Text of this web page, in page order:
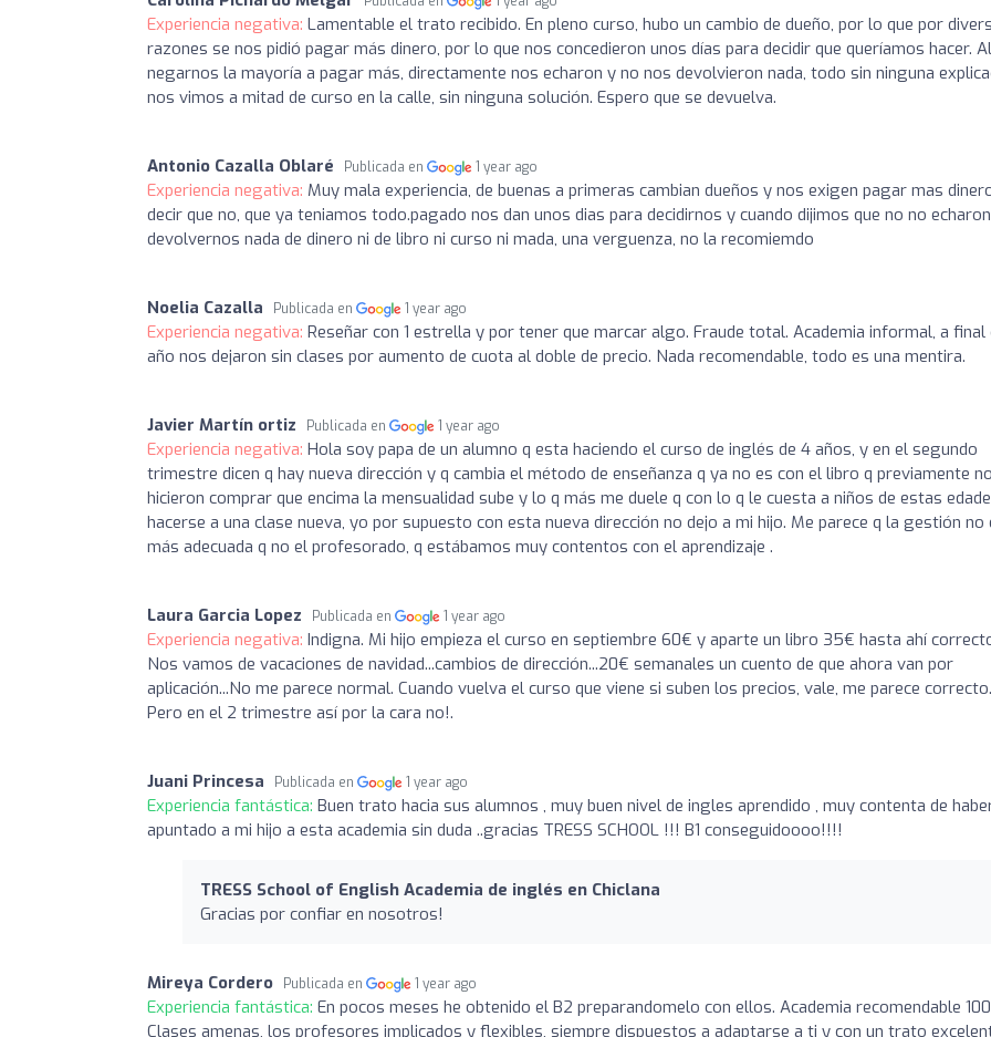
Experiencia negativa: Lamentable el trato recibido. En pleno curso, hubo un cambio de dueño, por lo que por
razones se nos pidió pagar más dinero, por lo que nos concedieron unos días para decidir que queríamos hacer. Al
negarnos la mayoría a pagar más, directamente nos echaron y no nos devolvieron nada, todo sin ninguna
nos vimos a mitad de curso en la calle, sin ninguna solución. Espero que se devuelva.
Antonio Cazalla Oblaré Publicada en 1 year ago
Experiencia negativa: Muy mala experiencia, de buenas a primeras cambian dueños y nos exigen pagar mas
decir que no, que ya teniamos todo.pagado nos dan unos dias para decidirnos y cuando dijimos que no no
devolvernos nada de dinero ni de libro ni curso ni mada, una verguenza, no la recomiemdo
Noelia Cazalla Publicada en 1 year ago
Experiencia negativa: Reseñar con 1 estrella y por tener que marcar algo. Fraude total. Academia informal, a final
año nos dejaron sin clases por aumento de cuota al doble de precio. Nada recomendable, todo es una mentira.
Javier Martín ortiz Publicada en 1 year ago
Experiencia negativa: Hola soy papa de un alumno q esta haciendo el curso de inglés de 4 años, y en el segundo
trimestre dicen q hay nueva dirección y q cambia el método de enseñanza q ya no es con el libro q previamente
hicieron comprar que encima la mensualidad sube y lo q más me duele q con lo q le cuesta a niños de estas
hacerse a una clase nueva, yo por supuesto con esta nueva dirección no dejo a mi hijo. Me parece q la gestión no
más adecuada q no el profesorado, q estábamos muy contentos con el aprendizaje .
Laura Garcia Lopez Publicada en 1 year ago
Experiencia negativa: Indigna. Mi hijo empieza el curso en septiembre 60€ y aparte un libro 35€ hasta ahí
Nos vamos de vacaciones de navidad...cambios de dirección...20€ semanales un cuento de que ahora van por
aplicación...No me parece normal. Cuando vuelva el curso que viene si suben los precios, vale, me parece correcto.
Pero en el 2 trimestre así por la cara no!.
Juani Princesa Publicada en 1 year ago
Experiencia fantástica: Buen trato hacia sus alumnos , muy buen nivel de ingles aprendido , muy contenta de
apuntado a mi hijo a esta academia sin duda ..gracias TRESS SCHOOL !!! B1 conseguidoooo!!!!
TRESS School of English Academia de inglés en Chiclana
Gracias por confiar en nosotros!
Mireya Cordero Publicada en 1 year ago
Experiencia fantástica: En pocos meses he obtenido el B2 preparandomelo con ellos. Academia recomendable
Clases amenas, los profesores implicados y flexibles, siempre dispuestos a adaptarse a ti y con un trato